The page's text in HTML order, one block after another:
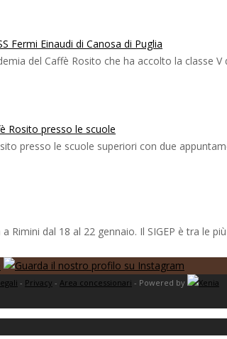
Fermi Einaudi di Canosa di Puglia
del Caffè Rosito che ha accolto la classe V
Rosito presso le scuole
presso le scuole superiori con due
Rimini dal 18 al 22 gennaio. Il SIGEP è tra le
- Privacy - Area concessionari - Powered by